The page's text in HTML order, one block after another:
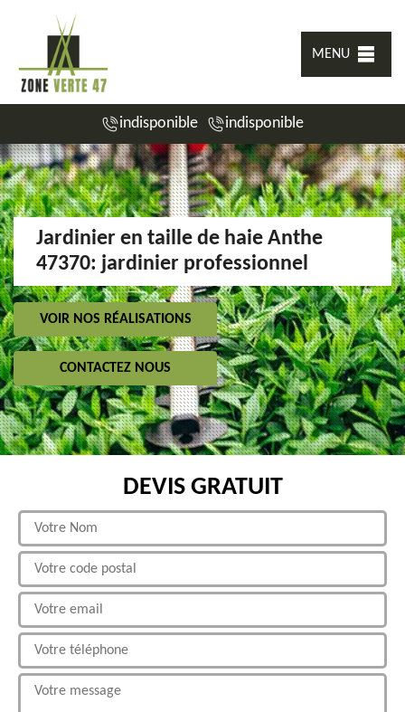
MENU
indisponible indisponible
Jardinier en taille de haie Anthe
47370: jardinier professionnel
VOIR NOS RÉALISATIONS
CONTACTEZ NOUS
DEVIS GRATUIT